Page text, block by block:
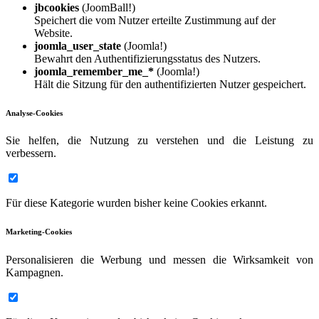
jbcookies (JoomBall!)
Speichert die vom Nutzer erteilte Zustimmung auf der
Website.
joomla_user_state (Joomla!)
Bewahrt den Authentifizierungsstatus des Nutzers.
joomla_remember_me_* (Joomla!)
Hält die Sitzung für den authentifizierten Nutzer gespeichert.
Analyse-Cookies
Sie helfen, die Nutzung zu verstehen und die Leistung zu
verbessern.
Für diese Kategorie wurden bisher keine Cookies erkannt.
Marketing-Cookies
Personalisieren die Werbung und messen die Wirksamkeit von
Kampagnen.